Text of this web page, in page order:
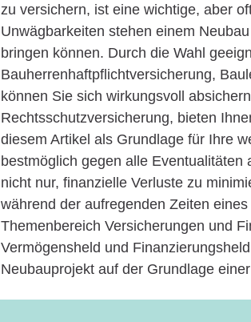
zu versichern, ist eine wichtige, aber
Unwägbarkeiten stehen einem
bringen können. Durch die Wahl
Bauherrenhaftpflichtversicherung,
können Sie sich wirkungsvoll
Rechtsschutzversicherung, bieten
diesem Artikel als Grundlage für Ihre
bestmöglich gegen alle
nicht nur, finanzielle Verluste zu
während der aufregenden Zeiten
Themenbereich Versicherungen und
Vermögensheld und
Neubauprojekt auf der Grundlage